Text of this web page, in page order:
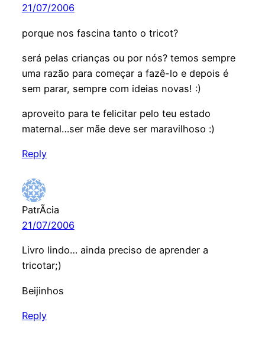
21/07/2006
porque nos fascina tanto o tricot?
será pelas crianças ou por nós? temos sempre
uma razão para começar a fazê-lo e depois é
sem parar, sempre com ideias novas! :)
aproveito para te felicitar pelo teu estado
maternal…ser mãe deve ser maravilhoso :)
Reply
PatrÃ­cia
21/07/2006
Livro lindo… ainda preciso de aprender a
tricotar;)
Beijinhos
Reply